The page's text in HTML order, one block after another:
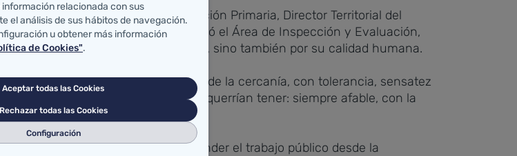
su carrera como Gerente de Atención Primaria, Director Territorial del
médico. En sus últimos años, lideró el Área de Inspección y Evaluación,
por su competencia profesional, sino también por su calidad humana.
su capacidad para liderar desde la cercanía, con tolerancia, sensatez
mutuo. "Fue el jefe que todos querrían tener: siempre afable, con la
que trabajaron junto a él.
un símbolo de su forma de entender el trabajo público desde la
relacionada con sus
el análisis de sus hábitos de navegación.
u obtener más información
de Cookies".
Aceptar todas las Cookies
Rechazar todas las Cookies
Configuración